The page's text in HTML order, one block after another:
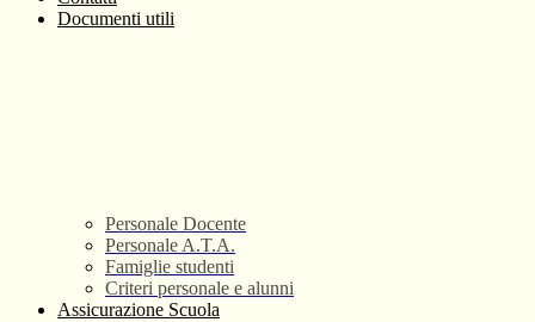
Documenti utili
Personale Docente
Personale A.T.A.
Famiglie studenti
Criteri personale e alunni
Assicurazione Scuola